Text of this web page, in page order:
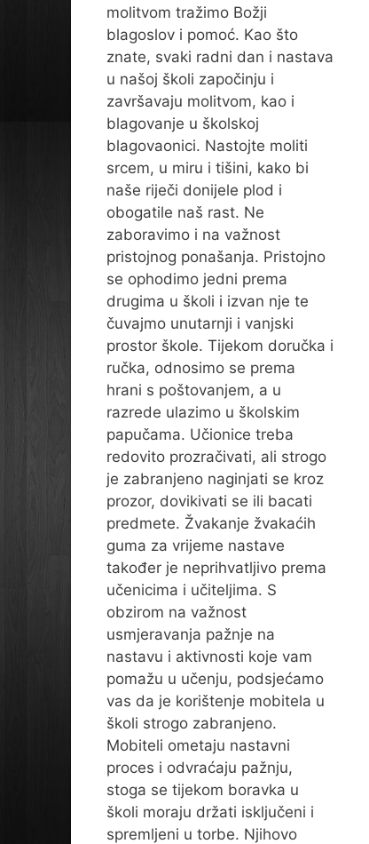
molitvom tražimo Božji
blagoslov i pomoć. Kao što
znate, svaki radni dan i nastava
u našoj školi započinju i
završavaju molitvom, kao i
blagovanje u školskoj
blagovaonici. Nastojte moliti
srcem, u miru i tišini, kako bi
naše riječi donijele plod i
obogatile naš rast. Ne
zaboravimo i na važnost
pristojnog ponašanja. Pristojno
se ophodimo jedni prema
drugima u školi i izvan nje te
čuvajmo unutarnji i vanjski
prostor škole. Tijekom doručka i
ručka, odnosimo se prema
hrani s poštovanjem, a u
razrede ulazimo u školskim
papučama. Učionice treba
redovito prozračivati, ali strogo
je zabranjeno naginjati se kroz
prozor, dovikivati se ili bacati
predmete. Žvakanje žvakaćih
guma za vrijeme nastave
također je neprihvatljivo prema
učenicima i učiteljima. S
obzirom na važnost
usmjeravanja pažnje na
nastavu i aktivnosti koje vam
pomažu u učenju, podsjećamo
vas da je korištenje mobitela u
školi strogo zabranjeno.
Mobiteli ometaju nastavni
proces i odvraćaju pažnju,
stoga se tijekom boravka u
školi moraju držati isključeni i
spremljeni u torbe. Njihovo